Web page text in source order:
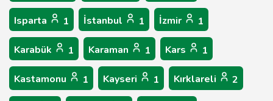
Isparta 1 İstanbul 1 İzmir 1
Karabük 1 Karaman 1 Kars 1
Kastamonu 1 Kayseri 1 Kırklareli 2